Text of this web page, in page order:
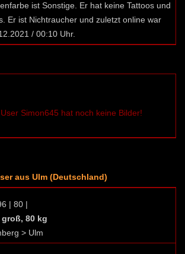
ist Sonstige. Er hat keine Tattoos und
Er ist Nichtraucher und zuletzt online war
/ 00:10 Uhr.
Simon645 hat noch keine Bilder!
aus Ulm (Deutschland)
| 80 |
groß, 80 kg
> Ulm